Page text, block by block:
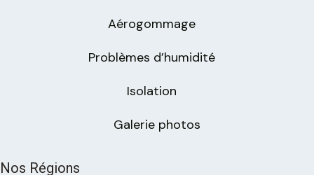
Aérogommage
Problèmes d’humidité
Isolation
Galerie photos
Nos Régions